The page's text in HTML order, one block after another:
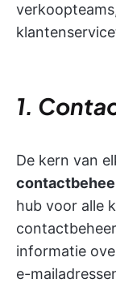
1.
De kern van
hub voor alle
informatie
e-